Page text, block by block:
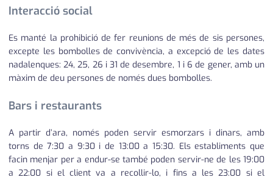
Interacció social
Es manté la prohibició de fer reunions de més de sis persones,
excepte les bombolles de convivència, a excepció de les dates
nadalenques: 24, 25, 26 i 31 de desembre, 1 i 6 de gener, amb un
màxim de deu persones de només dues bombolles.
Bars i restaurants
A partir d’ara, només poden servir esmorzars i dinars, amb
torns de 7:30 a 9:30 i de 13:00 a 15:30. Els establiments que
facin menjar per a endur-se també poden servir-ne de les 19:00
a 22:00 si el client va a recollir-lo, i fins a les 23:00 si el